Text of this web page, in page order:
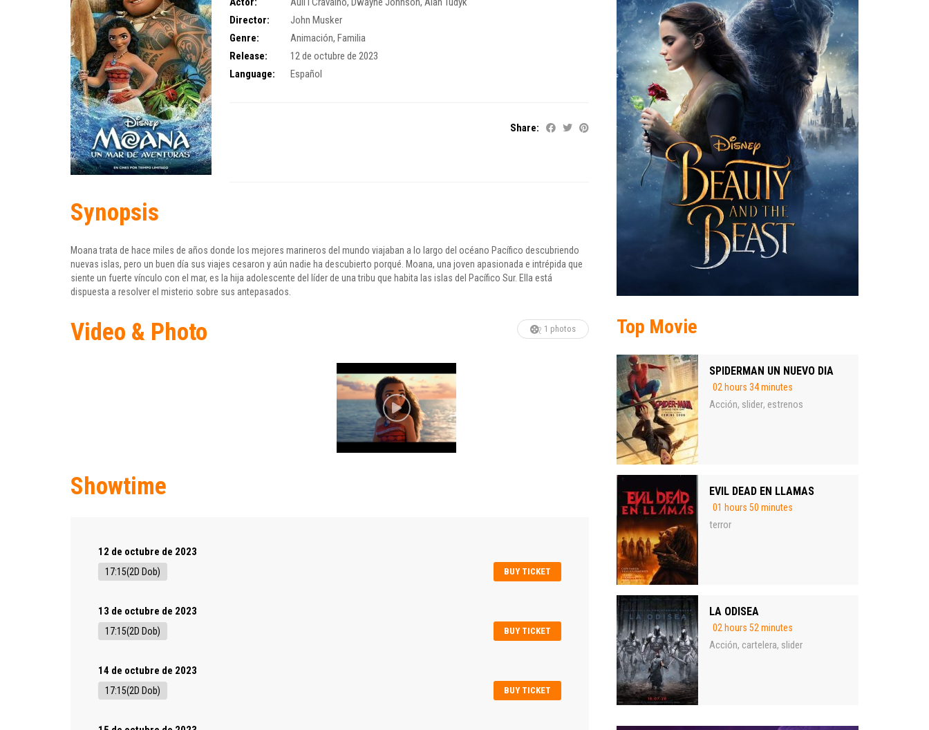
Director:
John Musker
Genre:
Animación, Familia
Release:
12 de octubre de 2023
Language:
Español
Share:
Synopsis
Moana trata de hace miles de años donde los mejores marineros del mundo viajaban a lo largo del océano Pacífico descubriendo
nuevas islas, pero un buen día sus viajes cesaron y aún nadie ha descubierto porqué. Moana, una joven apasionada e intrépida que
siente un fuerte vínculo con el mar, es la hija adolescente del líder de una tribu que habita las islas del Pacífico Sur. Ella está
dispuesta a resolver el misterio sobre sus antepasados.
Video & Photo 1 photos
Showtime
12 de octubre de 2023
BUY TICKET
17:15(2D Dob)
13 de octubre de 2023
BUY TICKET
17:15(2D Dob)
14 de octubre de 2023
BUY TICKET
17:15(2D Dob)
Top Movie
SPIDERMAN UN NUEVO DIA
02 hours 34 minutes
Acción, slider, estrenos
EVIL DEAD EN LLAMAS
01 hours 50 minutes
terror
LA ODISEA
02 hours 52 minutes
Acción, cartelera, slider